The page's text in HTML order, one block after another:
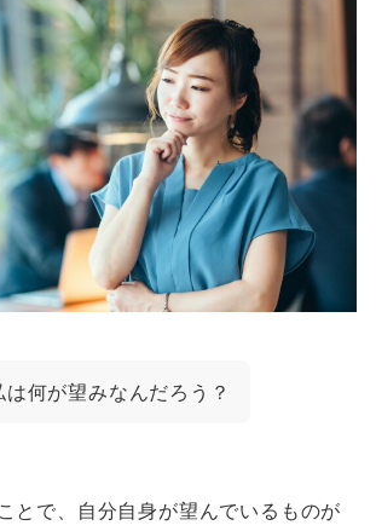
は何が望みなんだろう？
とで、自分自身が望んでいるものが